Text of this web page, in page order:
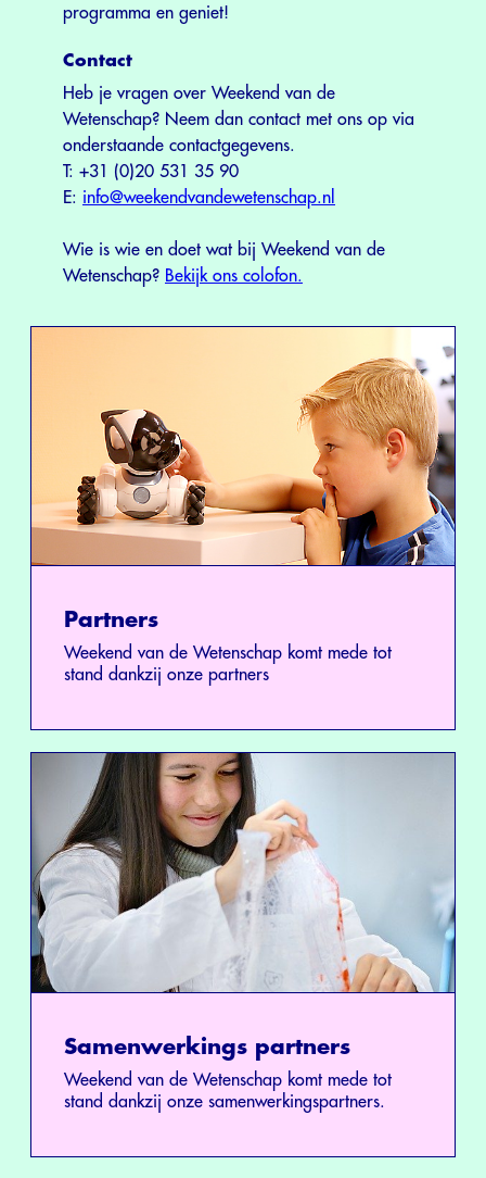
programma en geniet!
Contact
Heb je vragen over Weekend van de
Wetenschap? Neem dan contact met ons op via
onderstaande contactgegevens.
T: +31 (0)20 531 35 90
E: info@weekendvandewetenschap.nl
Wie is wie en doet wat bij Weekend van de
Wetenschap? Bekijk ons colofon.
Partners
Weekend van de Wetenschap komt mede tot
stand dankzij onze partners
Samenwerkings partners
Weekend van de Wetenschap komt mede tot
stand dankzij onze samenwerkingspartners.